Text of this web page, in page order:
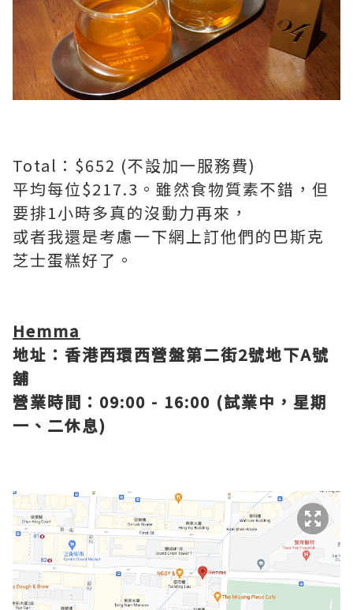
Total：$652 (不設加一服務費)
平均每位$217.3。雖然食物質素不錯，但
要排1小時多真的沒動力再來，
或者我還是考慮一下網上訂他們的巴斯克
芝士蛋糕好了。
Hemma
地址：香港西環西營盤第二街2號地下A號
舖
營業時間：09:00 - 16:00 (試業中，星期
一、二休息)